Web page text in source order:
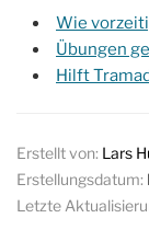
Wie
Übungen
Hilft
Erstellt von: Lars
Erstellungsdatum:
Letzte